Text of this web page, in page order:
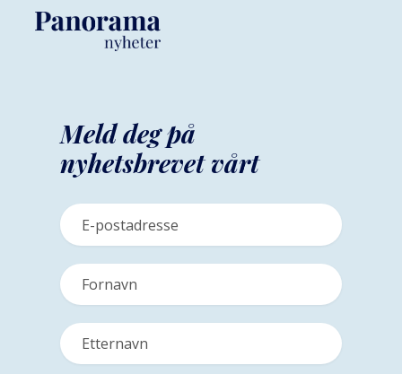
Meld deg på
nyhetsbrevet vårt